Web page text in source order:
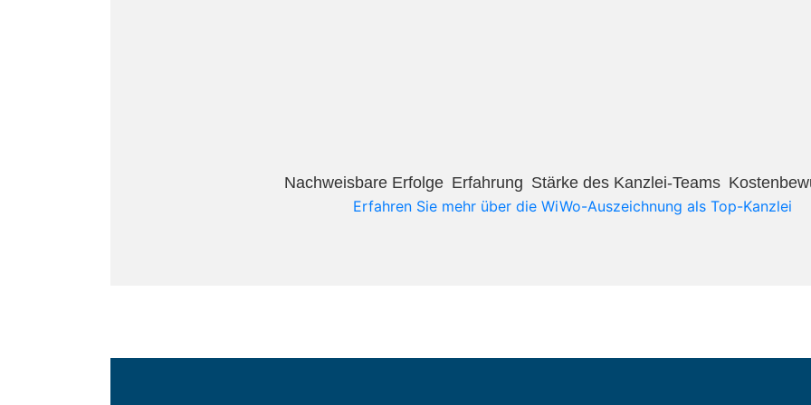
Nachweisbare Erfolge​ Erfahrung​ Stärke des Kanzlei-Teams​
Erfahren Sie mehr über die WiWo-Auszeichnung als Top-Kanzlei